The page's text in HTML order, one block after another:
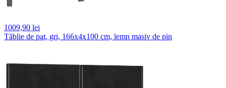
1009,90 lei
Tăblie de pat, gri, 166x4x100 cm, lemn masiv de pin